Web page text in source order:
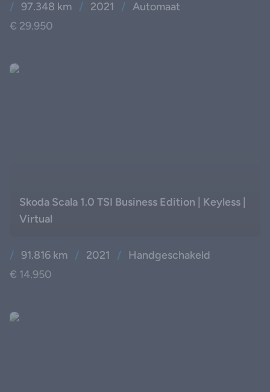
/ 97.348 km / 2021 / Automaat
€ 29.950
/ 91.816 km / 2021 / Handgeschakeld
€ 14.950
Skoda Scala 1.0 TSI Business Edition | Keyless |
Virtual